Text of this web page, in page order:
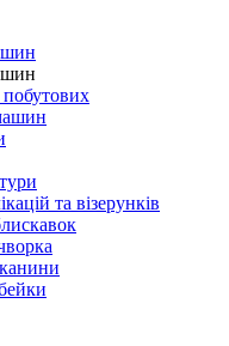
побутових
та візерунків